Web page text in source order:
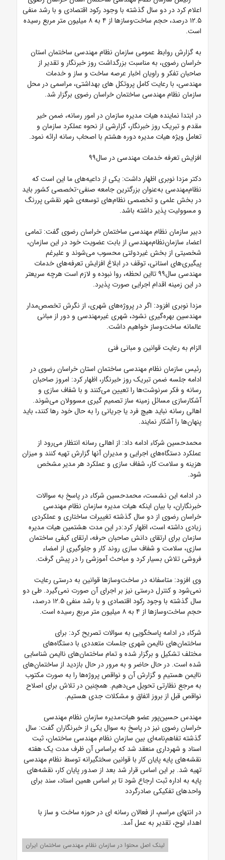
اعلام کرد⁠ ⁠در دو سال گذشته با وجود رکود اقتصادی و با رشد منفی
۱۲.۵ درصد، حجم ساخت‌وسازها از ۴ به ۸ میلیون متر مربع رسیده
است.
به گزارش روابط عمومی سازمان نظام مهندسی ساختمان استان
خراسان رضوی، به مناسبت بزرگداشت روز خبرنگار و تقدیر از
صاحبان تفکر و راویان اخبار عرصه ساخت و ساز و خدمات
مهندسی، با رعایت کامل پروتکل های بهداشتی، مراسمی در محل
سازمان نظام مهندسی ساختمان خراسان رضوی برگزار شد.
در ابتدا نماینده هیات مدیره سازمان در امور رسانه، ضمن خیر
مقدم و تبریک روز خبرنگار، گزارشی از نحوه عملکرد سازمان و
تعامل ویژه هیات مدیره دوره هشتم با اصحاب رسانه ارائه نمود.
افزایش تعرفه خدمات مهندسی در سال۹۹
دکتر مزدا نوبری اظهار داشت: یکی از داعیه‌های ما این است که
نظام‌مهندسی به‌عنوان بزرگترین جامعه صنفی-تخصصی کشور باید
در بخش علمی و تخصصی نظام‌های توسعه‌ی شهر نقشی پررنگ
و مسوولیت پذیر داشته باشد.
دبیر سازمان نظام مهندسی ساختمان خراسان رضوی گفت: تمامی
اعضاء سازمان‌نظام‌مهندسی از بابت عضویت خود در این سازمان،
شخصیتی از بخش غیردولتی محسوب می‌شوند و علیرغم
پیگیری‌های استانی، توقف در ابلاغ افزایش تعرفه‌های خدمات
مهندسی سال۹۹ تااین لحظه، روا نبوده و لازم است هرچه سریعتر
در این زمینه اقدام اجرایی صورت پذیرد.
مزدا نوبری افزود: اگر در پروژه‌های شهری، از نگرش تخصص‌مدار
مهندسین بهره‌گیری نشود، شهری غیرمهندسی و دور از مبانی
عالمانه ساخت‌وساز خواهیم داشت.
الزام به رعایت قوانین و مبانی فنی
رئیس سازمان نظام مهندسی ساختمان استان خراسان رضوی در
ادامه جلسه ضمن تبریک روز خبرنگار، اظهار کرد: امروز صاحبان
رسانه و فکر سرنوشت‌ها را تعیین می‌کنند و با شفاف سازی و
آشکارسازی مسائل زمینه ساز تصمیم گیری مسوولان می‌شوند.
اهالی رسانه نباید هیچ فرد یا جریانی را به حال خود رها کنند، باید
پنهان‌ها را آشکار نمایند.
محمدحسین شرکاء ادامه داد: از اهالی رسانه انتظار می‌رود از
عملکرد دستگاه‌های اجرایی و مدیران آنها گزارش تهیه کنند و میزان
هزینه و سلامت کار، شفاف سازی و عملکرد هر مدیر مشخص
شود.
در ادامه این نشست، محمدحسین شرکاء در پاسخ به سوالات
خبرنگاران، با بیان اینکه هیات مدیره سازمان نظام مهندسی
خراسان رضوی از دو سال گذشته تغییرات ساختاری و عملکردی
زیادی داشته است، اظهار کرد:در این مدت هشتمین هیات مدیره
سازمان برای ارتقای دانش صاحبان حرفه، ارتقای کیفی ساختمان
سازی، سلامت و شفاف سازی روند کار و جلوگیری از امضاء
فروشی تلاش بسیار کرد و مباحث آموزشی را در پیش گرفت.
وی افزود: متاسفانه در ساخت‌وسازها قوانین به درستی رعایت
نمی‌شود و کنترل درستی نیز بر اجرای آن صورت نمی‌گیرد. طی دو
سال گذشته با وجود رکود اقتصادی و با رشد منفی ۱۲.۵ درصد،
حجم ساخت‌وسازها از ۴ به ۸ میلیون متر مربع رسیده است.
شرکاء در ادامه پاسخگویی به سوالات تصریح کرد: برای
ساختمان‌های ناایمن شهری جلسات متعددی با دستگاه‌های
مختلف تشکیل و برگزار شده و تمام ساختمان‌های ناایمن شناسایی
شده‌ است. در حال حاضر و به مرور در حال بازدید از ساختمان‌های
ناایمن هستیم و گزارش آن و نواقص پروژه‌ها را به صورت مکتوب
به مرجع نظارتی تحویل می‌دهیم. همچنین در تلاش برای اصلاح
نواقص قبل از بروز اتفاق و مشکلات جدی هستیم.
مهندس حسین‌پور عضو هیات‌مدیره سازمان نظام مهندسی
خراسان رضوی نیز در پاسخ به سوال یکی از خبرنگاران گفت: سال
گذشته تفاهم‌نامه‌ای بین سازمان نظام مهندسی ساختمان، ثبت
اسناد و شهرداری منعقد شد که براساس آن ظرف مدت یک هفته
نقشه‌های پایه پایان کار با قوانین سختگیرانه توسط نظام مهندسی
تهیه شد. بر این اساس قرار شد بعد از صدور پایان کار، نقشه‌های
پایه به اداره ثبت ارجاع شود تا بر اساس همین اسناد، سند برای
واحدهای تفکیکی صادرگردد
در انتهای مراسم، از فعالان رسانه ای در حوزه ساخت و ساز با
اهداء لوح، تقدیر به عمل آمد.
لینک اصل محتوا در سازمان نظام مهندسی ساختمان ایران